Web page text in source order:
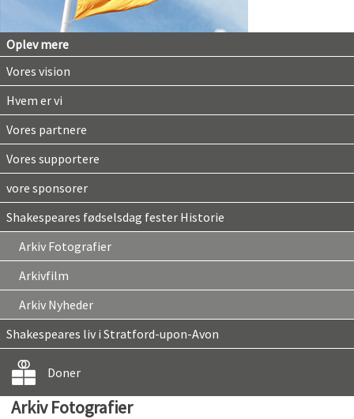
Oplev mere
Vores vision
Hvem er vi
Vores partnere
Vores supportere
vore sponsorer
Shakespeares fødselsdag fester Historie
Arkiv Fotografier
Arkivfilm
Arkiv Nyheder
Shakespeares liv i Stratford-upon-Avon
Doner
Arkiv Fotografier